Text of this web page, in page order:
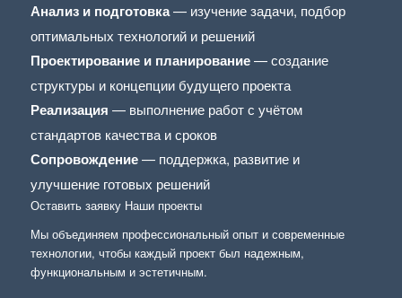
Анализ и подготовка— изучение задачи, подбор
оптимальных технологий и решений
Проектирование и планирование— создание
структуры и концепции будущего проекта
Реализация — выполнение работ с учётом
стандартов качества и сроков
Сопровождение— поддержка, развитие и
улучшение готовых решений
Оставить заявку Наши проекты
Мы объединяем профессиональный опыт и современные
технологии, чтобы каждый проект был надежным,
функциональным и эстетичным.